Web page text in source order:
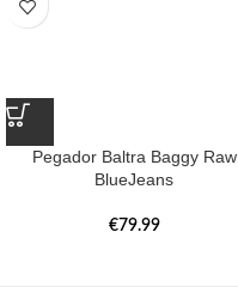
Pegador Baltra Baggy Raw
BlueJeans
€79.99